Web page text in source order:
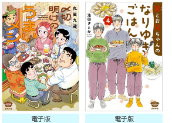
電子版
電子版